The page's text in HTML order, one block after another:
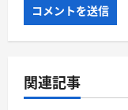
関連記事